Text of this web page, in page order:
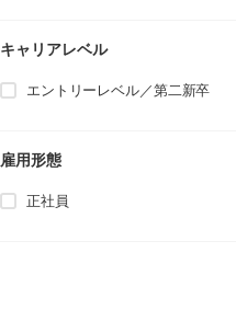
キャリアレベル
エントリーレベル／第二新卒
雇用形態
正社員